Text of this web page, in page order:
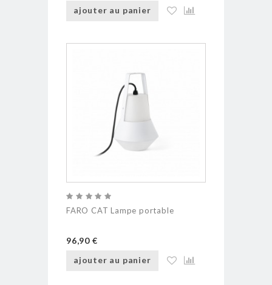
ajouter au panier
FARO CAT Lampe portable
96,90 €
ajouter au panier